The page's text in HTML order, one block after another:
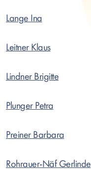
Lange Ina
Leitner Klaus
Lindner Brigitte
Plunger Petra
Preiner Barbara
Rohrauer-Näf Gerlinde